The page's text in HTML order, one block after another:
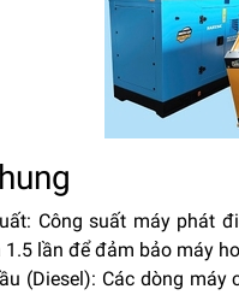
Công suất máy phát
1.5 lần để đảm bảo máy
(Diesel): Các dòng